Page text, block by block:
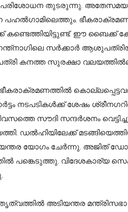
പരിശോധന തുടരുന്നു.
കണ്ടെത്തിയിട്ടുണ്ട്. ഈ ബൈക്ക്
സര്‍ക്കാര്‍
കനത്ത സുരക്ഷാ
നടപടികള്‍ക്ക് ശേഷം
സൗദി സന്ദര്‍ശനം
ഡല്‍ഹിയിലേക്ക്
യോഗം ചേര്‍ന്നു. അജിത്
പങ്കെടുത്തു. വിദേശകാര്യ
അടിയന്തര മന്ത്രിസഭാ